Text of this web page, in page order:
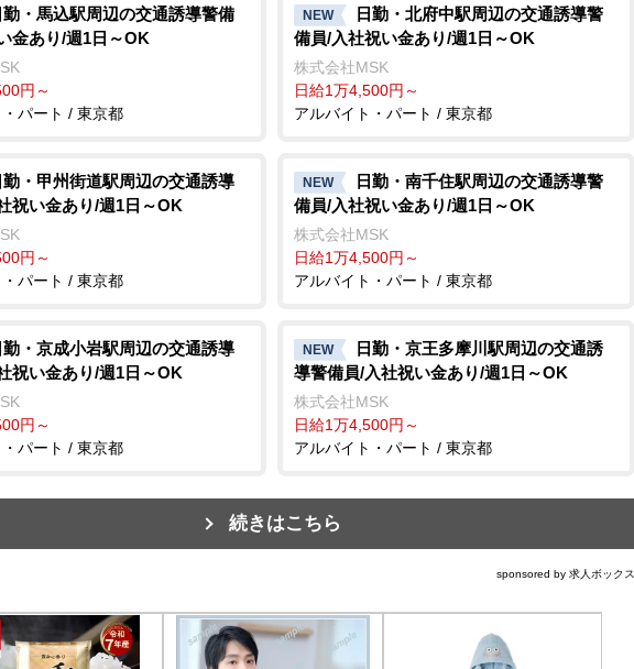
勤・馬込駅周辺の交通誘導警備
金あり/週1日～OK
円～
パート / 東京都
NEW
日勤・北府中駅周辺の交通誘導警
備員/入社祝い金あり/週1日～OK
株式会社MSK
日給1万4,500円～
アルバイト・パート / 東京都
勤・甲州街道駅周辺の交通誘導
祝い金あり/週1日～OK
円～
パート / 東京都
NEW
日勤・南千住駅周辺の交通誘導警
備員/入社祝い金あり/週1日～OK
株式会社MSK
日給1万4,500円～
アルバイト・パート / 東京都
勤・京成小岩駅周辺の交通誘導
祝い金あり/週1日～OK
円～
パート / 東京都
NEW
日勤・京王多摩川駅周辺の交通誘
導警備員/入社祝い金あり/週1日～OK
株式会社MSK
日給1万4,500円～
アルバイト・パート / 東京都
続きはこちら
sponsored by 求人ボックス